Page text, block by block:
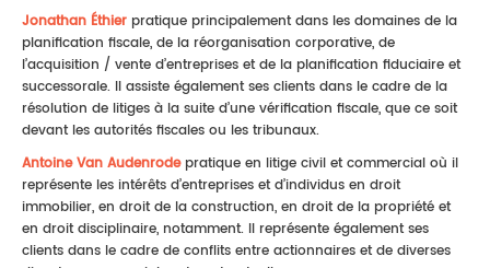
Jonathan Éthier pratique principalement dans les domaines de la
planification fiscale, de la réorganisation corporative, de
l’acquisition / vente d’entreprises et de la planification fiduciaire et
successorale. Il assiste également ses clients dans le cadre de la
résolution de litiges à la suite d’une vérification fiscale, que ce soit
devant les autorités fiscales ou les tribunaux.
Antoine Van Audenrodepratique en litige civil et commercial où il
représente les intérêts d’entreprises et d’individus en droit
immobilier, en droit de la construction, en droit de la propriété et
en droit disciplinaire, notamment. Il représente également ses
clients dans le cadre de conflits entre actionnaires et de diverses